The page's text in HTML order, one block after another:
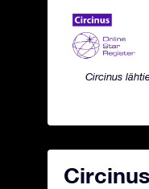
Circinus
Circinus